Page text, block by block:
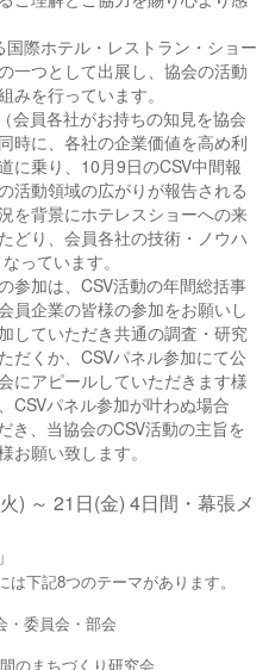
国際ホテル・レストラン・ショー
一つとして出展し、協会の活動
みを行っています。
会員各社がお持ちの知見を協会
時に、各社の企業価値を高め利
乗り、 10月9日のCSV中間報
活動領域の広がりが報告される
を背景にホテレスショーへの来
どり、会員各社の技術・ノウハ
っています。
加は、 CSV活動の年間総括事
員企業の皆様の参加をお願いし
していただき共通の調査・研究
くか、 CSVパネル参加にて公
にアピールしていただきます様
CSVパネル参加が叶わぬ場合
き、当協会のCSV活動の主旨を
お願い致します。
火) ～ 21 日(金) 4日間・幕張メ
は下記8つのテーマがあります。
員会・部会
ちづくり研究会